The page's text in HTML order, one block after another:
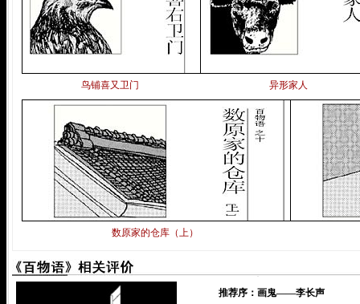
鸟铺喜又卫门 异形家人
数原家的仓库（上）
推荐序：画鬼——李长声